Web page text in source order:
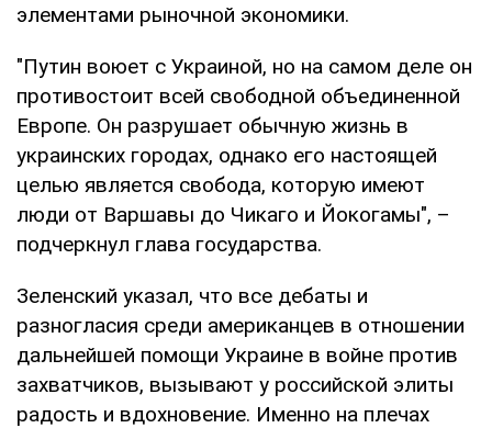
элементами рыночной экономики.
"Путин воюет с Украиной, но на самом деле он
противостоит всей свободной объединенной
Европе. Он разрушает обычную жизнь в
украинских городах, однако его настоящей
целью является свобода, которую имеют
люди от Варшавы до Чикаго и Йокогамы", –
подчеркнул глава государства.
Зеленский указал, что все дебаты и
разногласия среди американцев в отношении
дальнейшей помощи Украине в войне против
захватчиков, вызывают у российской элиты
радость и вдохновение. Именно на плечах